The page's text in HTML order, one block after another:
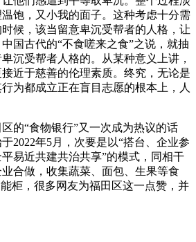
饱，又小我的面子。这种考虑十分需
候，该当留意卑沉受帮者的人格，让
国古代的“不食嗟来之食”之说，就抽
沉受帮者人格的。从某种意义上讲，
近于慈善的伦理素质。终究，无论是
为都成立正在盲目志愿的根本上，人
“食物银行”又一次成为热议的话
2022年5月，次要是以“搭台、企业参
易近共建共治共享”的模式，同相干
合做，收集蔬菜、面包、生果等食
柜，很多网友为福田区这一点赞，并